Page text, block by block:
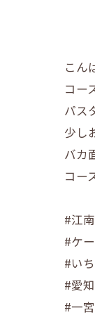
こん
コー
パス
少し
バカ
コー
#江
#ケ
#い
#愛
#一